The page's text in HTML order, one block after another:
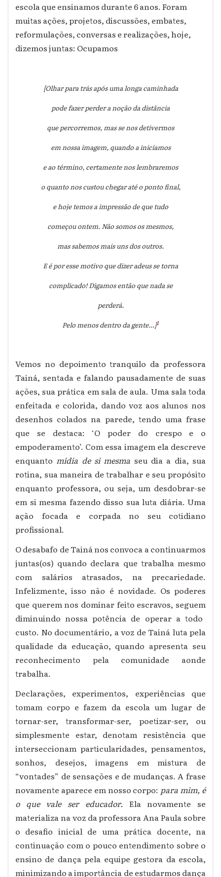
escola que ensinamos durante 6 anos. Foram
muitas ações, projetos, discussões, embates,
reformulações, conversas erealizações, hoje,
dizemos juntas: Ocupamos
[Olhar para trás após uma longa caminhada
pode fazer perder a noção da distância
que percorremos, mas se nos detivermos
em nossa imagem, quando a iniciamos
e ao término, certamente nos lembraremos
o quanto nos custou chegar até o ponto final,
e hoje temos a impressão de que tudo
começou ontem. Não somos os mesmos,
mas sabemos mais uns dos outros.
E é por esse motivo que dizer adeus se torna
complicado! Digamos então que nada se
perderá.
Pelo menos dentro da gente...]1
Vemos no depoimento tranquilo da professora
Tainá, sentada e falando pausadamente de suas
ações, sua prática em sala de aula. Uma sala toda
enfeitada e colorida, dando voz aos alunos nos
desenhos colados na parede, tendo uma frase
que se destaca: ‘O poder do crespo e o
empoderamento’. Com essa imagem ela descreve
enquanto mídia de si mesma seu dia a dia, sua
rotina, sua maneira de trabalhar e seu propósito
enquanto professora, ou seja, um desdobrar-se
em si mesma fazendo disso sua luta diária. Uma
ação focada e corpada no seu cotidiano
profissional.
O desabafo de Tainá nos convoca a continuarmos
juntas(os) quando declara que trabalha mesmo
com salários atrasados, na precariedade.
Infelizmente, isso não é novidade. Os poderes
que querem nos dominar feito escravos, seguem
diminuindo nossa potência de operar a todo
custo. No documentário, a voz de Tainá luta pela
qualidade da educação, quando apresenta seu
reconhecimento pela comunidade aonde
trabalha.
Declarações, experimentos, experiências que
tomam corpo e fazem da escola um lugar de
tornar-ser, transformar-ser, poetizar-ser, ou
simplesmente estar, denotam resistência que
interseccionam particularidades, pensamentos,
sonhos, desejos, imagens em mistura de
“vontades” de sensações e de mudanças. A frase
novamente aparece em nosso corpo: para mim, é
o que vale ser educador. Ela novamente
se
materializa na voz da professoraAna Paula sobre
o desafio inicial de uma prática docente, na
continuação com o pouco entendimento sobre o
ensino de dança pela equipe gestora da escola,
minimizando a importância de estudarmos dança